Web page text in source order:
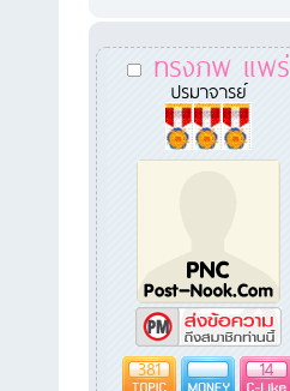
ทรงภพ แพร่
ปรมาจารย์
381 14